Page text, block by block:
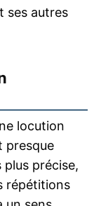
ses autres
locution
presque
précise,
répétitions